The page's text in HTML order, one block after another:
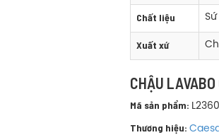
Chất liệu
Xuất xứ
CHẬU
Mã sản phẩm: L2360
Thương hiệu: